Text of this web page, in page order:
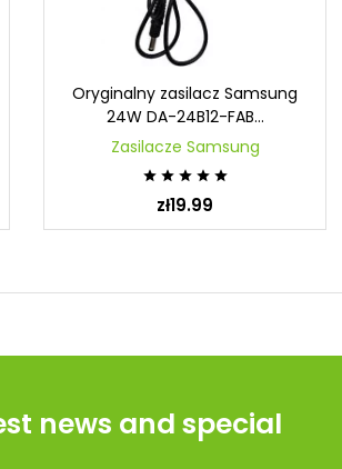
Oryginalny zasilacz Samsung
24W DA-24B12-FAB...
Zasilacze Samsung
    
zł19.99
news and special